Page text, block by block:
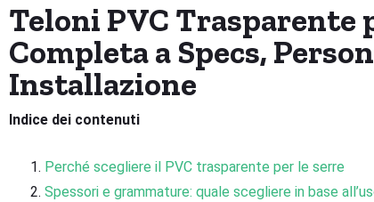
Teloni PVC Trasparente
Completa a Specs,
Installazione
Indice dei contenuti
Perché scegliere il PVC trasparente per le serre
Spessori e grammature: quale scegliere in base